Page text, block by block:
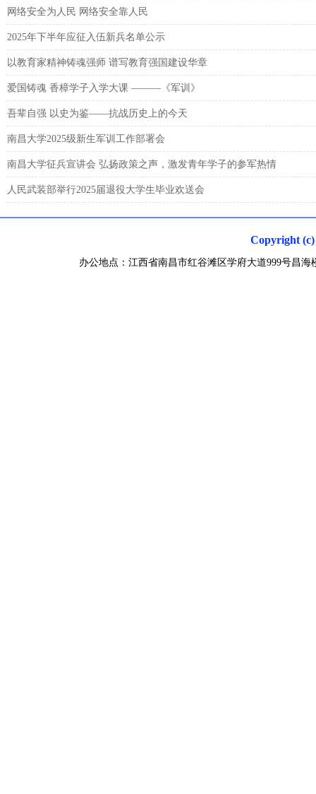
网络安全为人民 网络安全靠人民
2025年下半年应征入伍新兵名单公示
以教育家精神铸魂强师 谱写教育强国建设华章
爱国铸魂 香樟学子入学大课 ———《军训》
吾辈自强 以史为鉴——抗战历史上的今天
南昌大学2025级新生军训工作部署会
南昌大学征兵宣讲会 弘扬政策之声，激发青年学子的参军热情
人民武装部举行2025届退役大学生毕业欢送会
Copyright
办公地点：江西省南昌市红谷滩区学府大道999号昌